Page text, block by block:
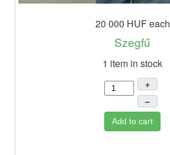
20 000 HUFeach
Szegfű
1 item in stock
+
–
Add to cart